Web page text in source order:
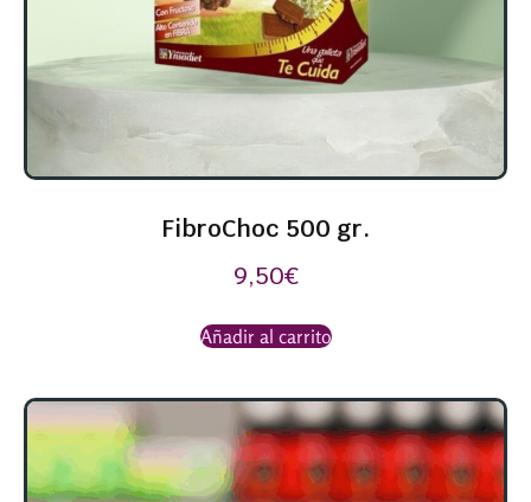
FibroChoc 500 gr.
9,50€
Añadir al carrito